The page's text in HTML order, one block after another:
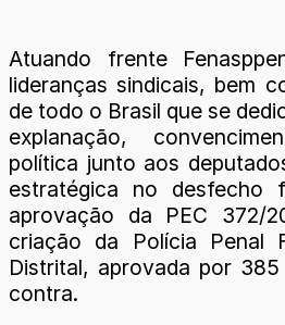
Atuando frente
lideranças sindicais, bem
de todo o Brasil que se
explanação,
política junto aos
estratégica no desfecho
aprovação da PEC 372/
criação da Polícia Penal
Distrital, aprovada por
contra.